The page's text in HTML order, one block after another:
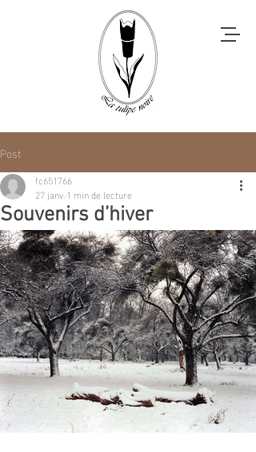
Post
Souvenirs d’hiver
fc651766
27 janv.1 min de lecture